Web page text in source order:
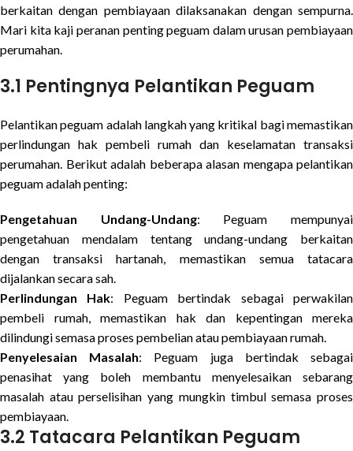
berkaitan dengan pembiayaan dilaksanakan dengan sempurna.
Mari kita kaji peranan penting peguam dalam urusan pembiayaan
perumahan.
3.1 Pentingnya Pelantikan Peguam
Pelantikan peguam adalah langkah yang kritikal bagi memastikan
perlindungan hak pembeli rumah dan keselamatan transaksi
perumahan. Berikut adalah beberapa alasan mengapa pelantikan
peguam adalah penting:
Pengetahuan Undang-Undang: Peguam mempunyai
pengetahuan mendalam tentang undang-undang berkaitan
dengan transaksi hartanah, memastikan semua tatacara
dijalankan secara sah.
Perlindungan Hak: Peguam bertindak sebagai perwakilan
pembeli rumah, memastikan hak dan kepentingan mereka
dilindungi semasa proses pembelian atau pembiayaan rumah.
Penyelesaian Masalah: Peguam juga bertindak sebagai
penasihat yang boleh membantu menyelesaikan sebarang
masalah atau perselisihan yang mungkin timbul semasa proses
pembiayaan.
3.2 Tatacara Pelantikan Peguam